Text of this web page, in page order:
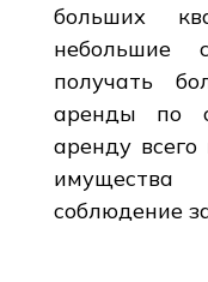
больших
небольшие
получать
аренды по
аренду
соблюдение